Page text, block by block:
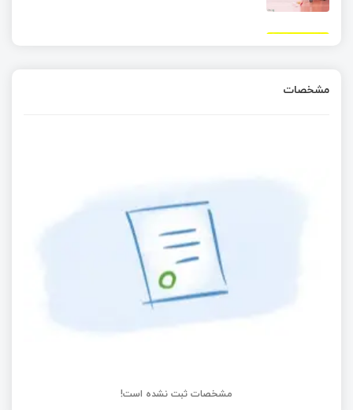
قسمت اول آموزش الکترونیک فرکانس بالا کاربردی -
تئوری‌های اولیه
مشخصات
مشخصات ثبت نشده است!